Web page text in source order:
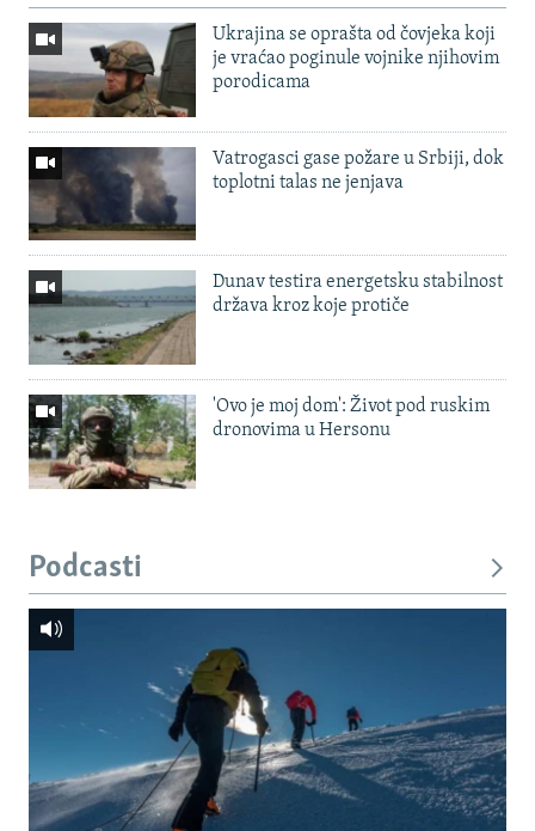
Ukrajina se oprašta od čovjeka koji
je vraćao poginule vojnike njihovim
porodicama
Vatrogasci gase požare u Srbiji, dok
toplotni talas ne jenjava
Dunav testira energetsku stabilnost
država kroz koje protiče
'Ovo je moj dom': Život pod ruskim
dronovima u Hersonu
Podcasti